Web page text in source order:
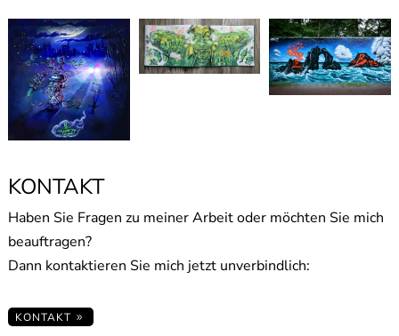
KONTAKT
Haben Sie Fragen zu meiner Arbeit oder möchten Sie mich
beauftragen?
Dann kontaktieren Sie mich jetzt unverbindlich:
KONTAKT